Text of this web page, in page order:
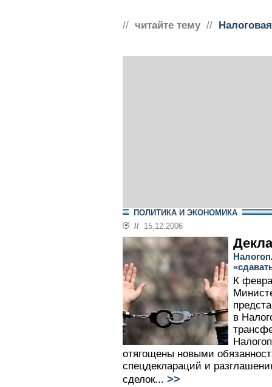
// читайте тему //
ПОЛИТИКА И ЭКОНОМИКА
// 15.12.2006
К
в
отягощены новыми
спецдеклараций и
сделок... >>